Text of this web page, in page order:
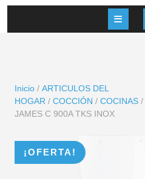
Inicio / ARTICULOS DEL
HOGAR / COCCIÓN / COCINAS /
JAMES C 900A TKS INOX
¡OFERTA!